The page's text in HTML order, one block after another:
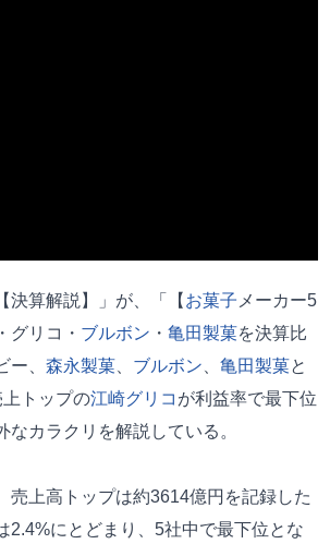
決算解説】」が、「【 お菓子 メーカー5
グリコ・ ブルボン ・ 亀田製菓を決算比
ー、 森永製菓 ブルボン 亀田製菓と
トップの江崎グリコ が利益率で最下位
カラクリを解説している。
上高トップは約3614億円を記録した
2.4%にとどまり、5社中で最下位とな